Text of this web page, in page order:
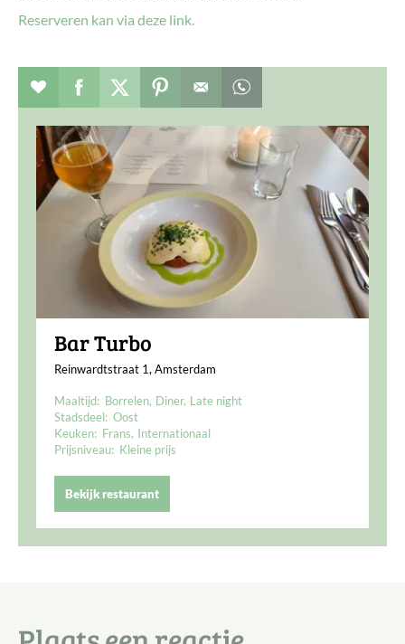
Reserveren kan via deze link.
Evenement toevoegen aan favorieten
Deel dit op facebook
Deel dit op twitter
Deel dit op pinterest
Bar Turbo
Reinwardtstraat 1, Amsterdam
Maaltijd: Borrelen Diner Late night
Stadsdeel: Oost
Keuken: Frans Internationaal
Prijsniveau: Kleine prijs
Bekijk restaurant